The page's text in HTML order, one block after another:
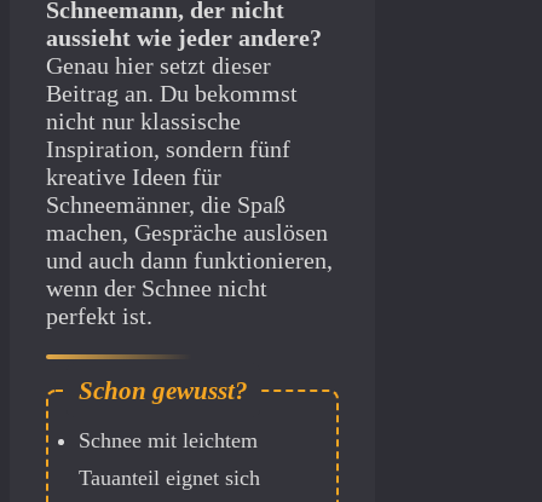
Schneemann, der nicht
aussieht wie jeder andere?
Genau hier setzt dieser
Beitrag an. Du bekommst
nicht nur klassische
Inspiration, sondern fünf
kreative Ideen für
Schneemänner, die Spaß
machen, Gespräche auslösen
und auch dann funktionieren,
wenn der Schnee nicht
perfekt ist.
Schnee mit leichtem
Tauanteil eignet sich